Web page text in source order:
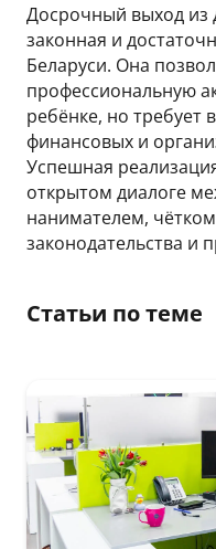
Досрочный выход из
законная и
Беларуси. Она
профессиональную
ребёнке, но требует
финансовых и
Успешная
открытом диалоге
нанимателем,
законодательства и
Статьи по теме